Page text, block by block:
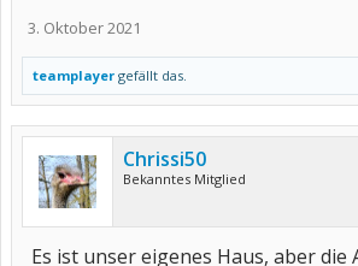
3. Oktober 2021
teamplayer gefällt das.
Chrissi50
Bekanntes Mitglied
Es ist unser eigenes Haus, aber